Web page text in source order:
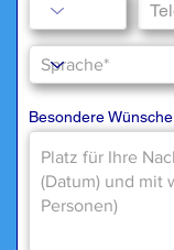
Besondere Wünsche